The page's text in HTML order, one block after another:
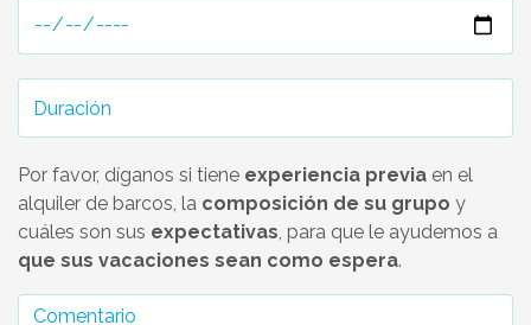
Por favor, díganos si tiene experiencia previa en el
alquiler de barcos, la composición de su grupo y
cuáles son sus expectativas, para que le ayudemos a
que sus vacaciones sean como espera.